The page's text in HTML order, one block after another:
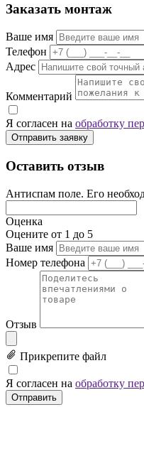
Заказать монтаж
Ваше имя
Телефон
Адрес
Комментарий
Я согласен на обработку
Отправить заявку
Оставить отзыв
Антиспам поле. Его
Оценка
Оцените от 1 до 5
Ваше имя
Номер телефона
Отзыв
Прикрепите файл
Я согласен на обработку